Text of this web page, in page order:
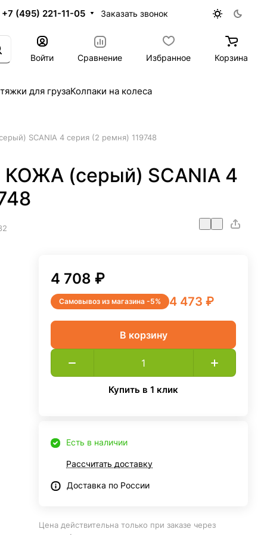
+7 (495) 221-11-05 Заказать звонок
Войти
Сравнение Избранное Корзина
для грузаКолпаки на колеса
SCANIA 4 серия (2 ремня) 119748
(серый) SCANIA 4
4 708 ₽
Самовывоз из магазина -5% 4 473 ₽
В корзину
Купить в 1 клик
Есть в наличии
Рассчитать доставку
Доставка по России
Цена действительна только при заказе через